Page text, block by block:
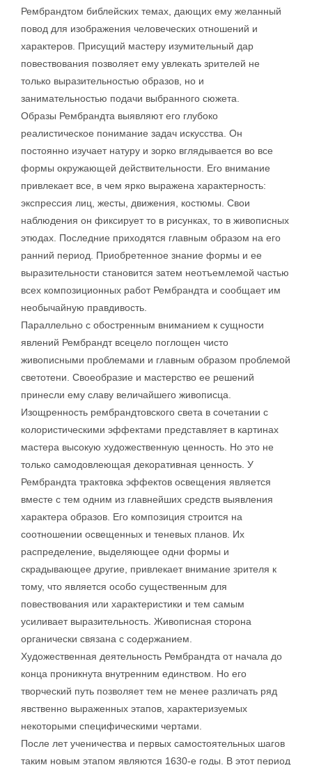
Рембрандтом библейских темах, дающих ему желанный
повод для изображения человеческих отношений и
характеров. Присущий мастеру изумительный дар
повествования позволяет ему увлекать зрителей не
только выразительностью образов, но и
занимательностью подачи выбранного сюжета.
Образы Рембрандта выявляют его глубоко
реалистическое понимание задач искусства. Он
постоянно изучает натуру и зорко вглядывается во все
формы окружающей действительности. Его внимание
привлекает все, в чем ярко выражена характерность:
экспрессия лиц, жесты, движения, костюмы. Свои
наблюдения он фиксирует то в рисунках, то в живописных
этюдах. Последние приходятся главным образом на его
ранний период. Приобретенное знание формы и ее
выразительности становится затем неотъемлемой частью
всех композиционных работ Рембрандта и сообщает им
необычайную правдивость.
Параллельно с обостренным вниманием к сущности
явлений Рембрандт всецело поглощен чисто
живописными проблемами и главным образом проблемой
светотени. Своеобразие и мастерство ее решений
принесли ему славу величайшего живописца.
Изощренность рембрандтовского света в сочетании с
колористическими эффектами представляет в картинах
мастера высокую художественную ценность. Но это не
только самодовлеющая декоративная ценность. У
Рембрандта трактовка эффектов освещения является
вместе с тем одним из главнейших средств выявления
характера образов. Его композиция строится на
соотношении освещенных и теневых планов. Их
распределение, выделяющее одни формы и
скрадывающее другие, привлекает внимание зрителя к
тому, что является особо существенным для
повествования или характеристики и тем самым
усиливает выразительность. Живописная сторона
органически связана с содержанием.
Художественная деятельность Рембрандта от начала до
конца проникнута внутренним единством. Но его
творческий путь позволяет тем не менее различать ряд
явственно выраженных этапов, характеризуемых
некоторыми специфическими чертами.
После лет ученичества и первых самостоятельных шагов
таким новым этапом являются 1630-е годы. В этот период